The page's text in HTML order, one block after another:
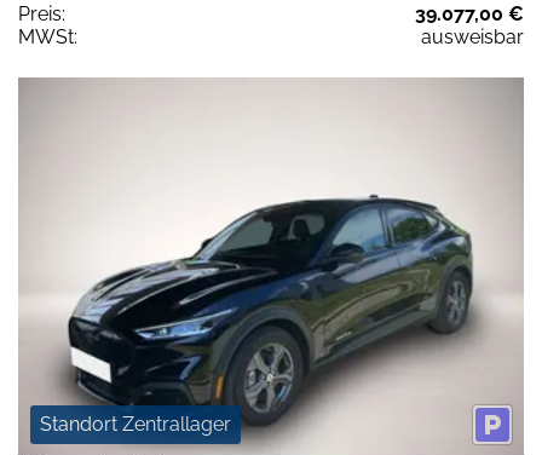
Preis:
39.077,00 €
MWSt:
ausweisbar
Standort Zentrallager